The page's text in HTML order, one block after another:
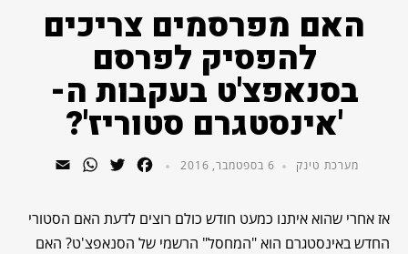
האם מפרסמים צריכים
להפסיק לפרסם
בסנאפצ'ט בעקבות ה-
'אינסטגרם סטוריז'?
מערכת טינק 6 בספטמבר, 2016 Facebook
Twitter
WhatsApp
אז אחרי שהוא איתנו כמעט חודש כולם רוצים לדעת האם הסטורי
החדש באינסטגרם הוא "המחסל" הרשמי של הסנאפצ'ט? האם